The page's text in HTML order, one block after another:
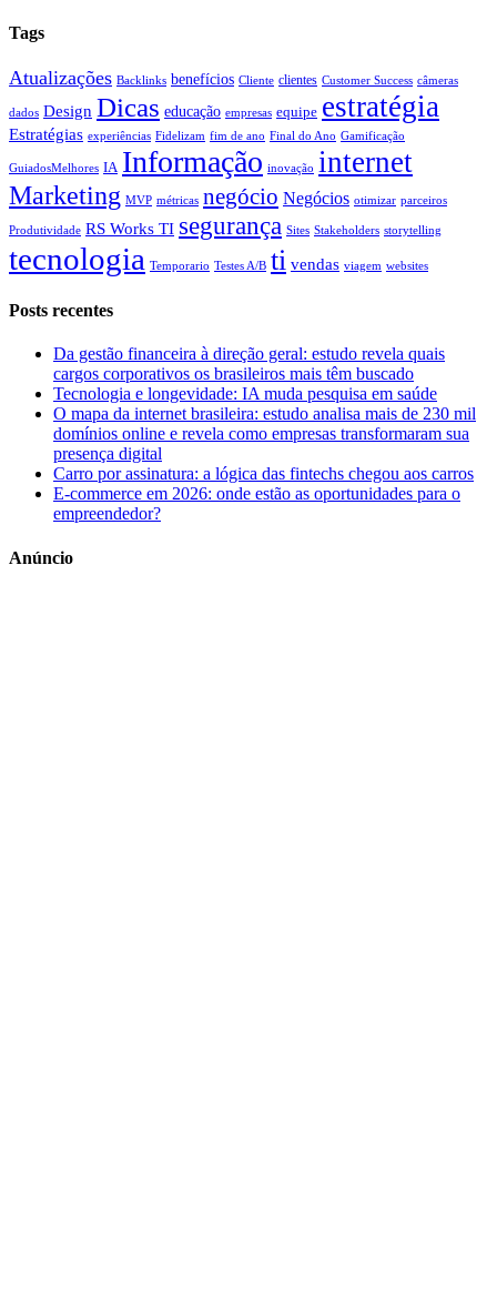
Tags
Atualizações Backlinks benefícios Cliente clientes Customer Success câmeras
dados Design Dicas educação empresas equipe estratégia
Estratégias experiências Fidelizam fim de ano Final do Ano Gamificação
GuiadosMelhores IA Informação inovação internet
Marketing MVP métricas negócio Negócios otimizar parceiros
Produtividade RS Works TI segurança Sites Stakeholders storytelling
tecnologia Temporario Testes A/B ti vendas viagem websites
Posts recentes
Da gestão financeira à direção geral: estudo revela quais
cargos corporativos os brasileiros mais têm buscado
Tecnologia e longevidade: IA muda pesquisa em saúde
O mapa da internet brasileira: estudo analisa mais de 230 mil
domínios online e revela como empresas transformaram sua
presença digital
Carro por assinatura: a lógica das fintechs chegou aos carros
E-commerce em 2026: onde estão as oportunidades para o
empreendedor?
Anúncio